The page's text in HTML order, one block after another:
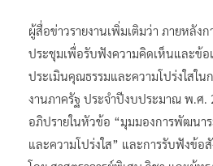
ผู้สื่อข่าวรายงานเพิ่มเติมว่า ภายหลัง
ประชุมเพื่อรับฟังความคิดเห็นและข้
ประเมินคุณธรรมและความโปร่งใสใ
งานภาครัฐ ประจำปีงบประมาณ พ.ศ.
อภิปรายในหัวข้อ “มุมมองการพัฒนา
และความโปร่งใส” และการรับฟังข้อ